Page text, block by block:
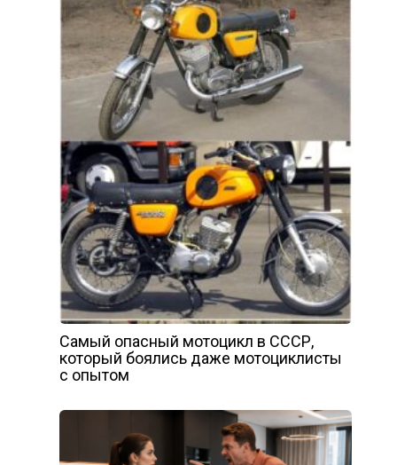
Самый опасный мотоцикл в СССР,
который боялись даже мотоциклисты
с опытом